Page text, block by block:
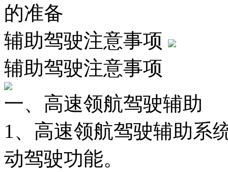
的准备
辅助驾驶注意事项
辅助驾驶注意事项
一、高速领航驾驶辅助
1、高速领航驾驶辅助系
动驾驶功能。